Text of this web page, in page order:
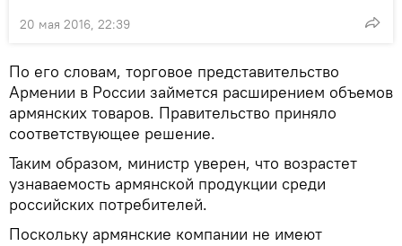
20 мая 2016, 22:39
По его словам, торговое представительство
Армении в России займется расширением объемов
армянских товаров. Правительство приняло
соответствующее решение.
Таким образом, министр уверен, что возрастет
узнаваемость армянской продукции среди
российских потребителей.
Поскольку армянские компании не имеют